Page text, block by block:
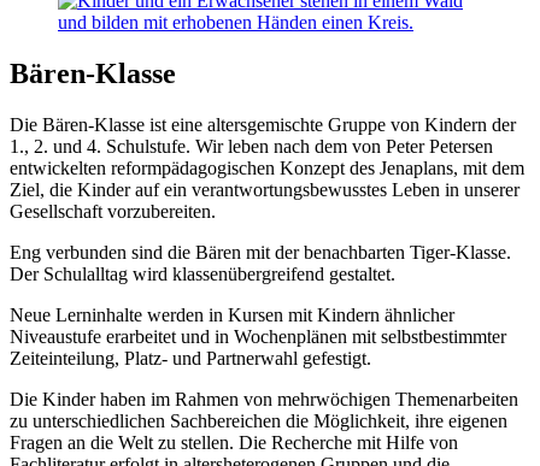
Bären-Klasse
Die Bären-Klasse ist eine altersgemischte Gruppe von Kindern der
1., 2. und 4. Schulstufe. Wir leben nach dem von Peter Petersen
entwickelten reformpädagogischen Konzept des Jenaplans, mit dem
Ziel, die Kinder auf ein verantwortungsbewusstes Leben in unserer
Gesellschaft vorzubereiten.
Eng verbunden sind die Bären mit der benachbarten Tiger-Klasse.
Der Schulalltag wird klassenübergreifend gestaltet.
Neue Lerninhalte werden in Kursen mit Kindern ähnlicher
Niveaustufe erarbeitet und in Wochenplänen mit selbstbestimmter
Zeiteinteilung, Platz- und Partnerwahl gefestigt.
Die Kinder haben im Rahmen von mehrwöchigen Themenarbeiten
zu unterschiedlichen Sachbereichen die Möglichkeit, ihre eigenen
Fragen an die Welt zu stellen. Die Recherche mit Hilfe von